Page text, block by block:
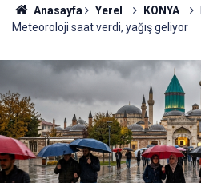
Anasayfa Yerel KONYA
Meteoroloji saat verdi, yağış geliyor